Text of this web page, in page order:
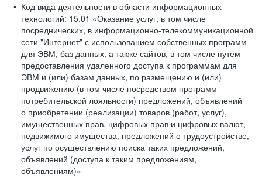
Код вида деятельности в области информационных
технологий: 15.01 «Оказание услуг, в том числе
посреднических, в информационно-телекоммуникационной
сети "Интернет" с использованием собственных программ
для ЭВМ, баз данных, а также сайтов, в том числе путем
предоставления удаленного доступа к программам для
ЭВМ и (или) базам данных, по размещению и (или)
продвижению (в том числе посредством программ
потребительской лояльности) предложений, объявлений
о приобретении (реализации) товаров (работ, услуг),
имущественных прав, цифровых прав и цифровых валют,
недвижимого имущества, предложений о трудоустройстве,
услуг по осуществлению поиска таких предложений,
объявлений (доступа к таким предложениям,
объявлениям)»